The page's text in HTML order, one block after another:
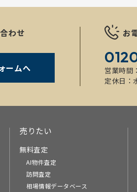
わせ
ームへ
お
営業時間
定休日：
売りたい
無料査定
AI物件査定
訪問査定
相場情報データベース